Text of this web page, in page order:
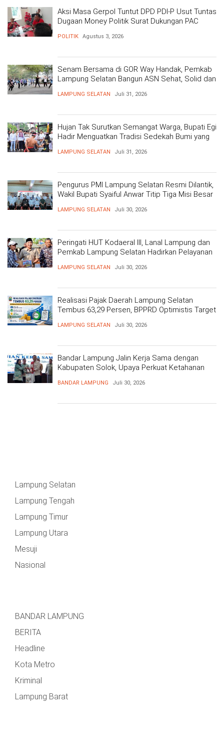
Aksi Masa Gerpol Tuntut DPD PDI-P Usut Tuntas
Dugaan Money Politik Surat Dukungan PAC
POLITIK Agustus 3, 2026
Senam Bersama di GOR Way Handak, Pemkab
Lampung Selatan Bangun ASN Sehat, Solid dan
LAMPUNG SELATAN Juli 31, 2026
Hujan Tak Surutkan Semangat Warga, Bupati Egi
Hadir Menguatkan Tradisi Sedekah Bumi yang
LAMPUNG SELATAN Juli 31, 2026
Pengurus PMI Lampung Selatan Resmi Dilantik,
Wakil Bupati Syaiful Anwar Titip Tiga Misi Besar
LAMPUNG SELATAN Juli 30, 2026
Peringati HUT Kodaeral III, Lanal Lampung dan
Pemkab Lampung Selatan Hadirkan Pelayanan
LAMPUNG SELATAN Juli 30, 2026
Realisasi Pajak Daerah Lampung Selatan
Tembus 63,29 Persen, BPPRD Optimistis Target
LAMPUNG SELATAN Juli 30, 2026
Bandar Lampung Jalin Kerja Sama dengan
Kabupaten Solok, Upaya Perkuat Ketahanan
BANDAR LAMPUNG Juli 30, 2026
Lampung Selatan
Lampung Tengah
Lampung Timur
Lampung Utara
Mesuji
Nasional
BANDAR LAMPUNG
BERITA
Headline
Kota Metro
Kriminal
Lampung Barat